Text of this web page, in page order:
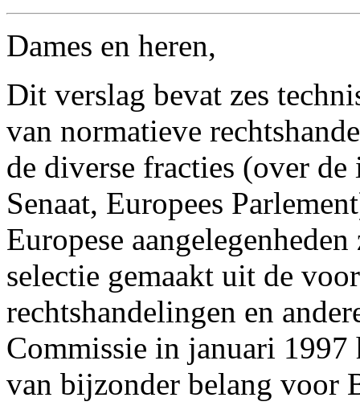
Dames en heren,
Dit verslag bevat zes
van normatieve
de diverse fracties (over
Senaat, Europees
Europese
selectie gemaakt uit de
rechtshandelingen en
Commissie in januari 1997
van bijzonder belang voor